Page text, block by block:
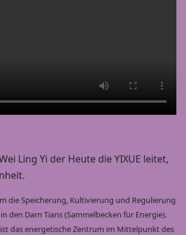
Ling Yi der Heute die YIXUE leitet,
die Speicherung, Kultivierung und Regulierung
den Darn Tians (Sammelbecken für Energie).
das energetische Zentrum im Mittelpunkt des